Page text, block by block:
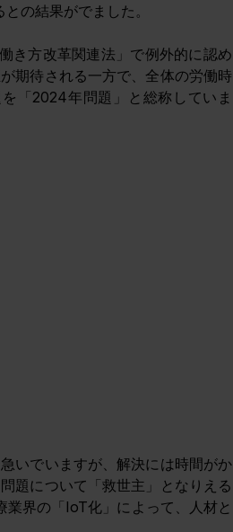
の結果がでました。
き方改革関連法」で例外的に認め
期待される一方で、全体の労働時
「2024年問題」と総称していま
いでいますが、解決には時間がか
題について「救世主」となりえる
業界の「IoT化」によって、人材と